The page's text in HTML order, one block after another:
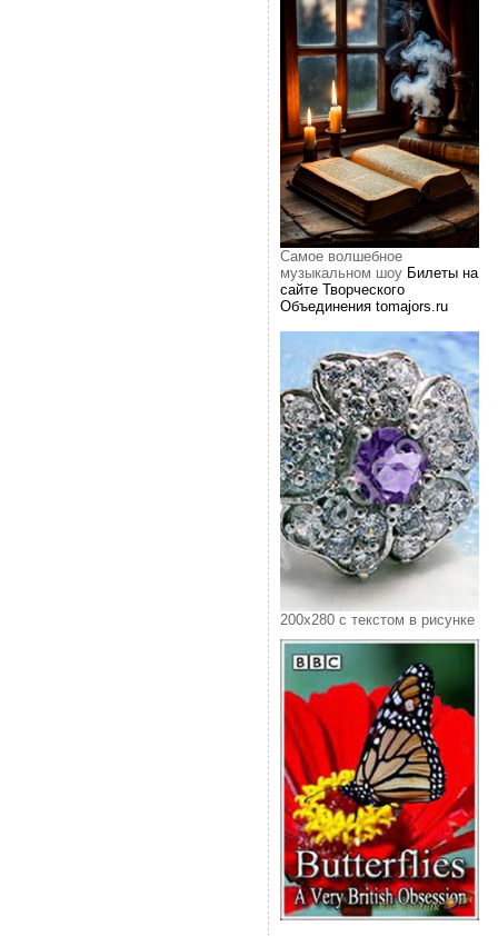
Самое волшебное
музыкальном шоуБилеты на
сайте Творческого
Объединения tomajors.ru
200х280 с текстом в рисунке